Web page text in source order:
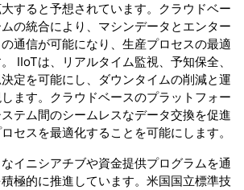
すると予想されています。クラウドベー
の統合により、マシンデータとエンター
通信が可能になり、生産プロセスの最適
IIoTは、リアルタイム監視、予知保全、
定を可能にし、ダウンタイムの削減と運
ます。クラウドベースのプラットフォー
テム間のシームレスなデータ交換を促進
セスを最適化することを可能にします。
イニシアチブや資金提供プログラムを通
極的に推進しています。米国国立標準技